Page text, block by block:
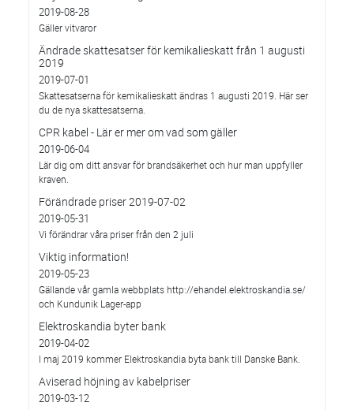
2019-08-28
Gäller vitvaror
Ändrade skattesatser för kemikalieskatt från 1 augusti
2019
2019-07-01
Skattesatserna för kemikalieskatt ändras 1 augusti 2019. Här ser
du de nya skattesatserna.
CPR kabel - Lär er mer om vad som gäller
2019-06-04
Lär dig om ditt ansvar för brandsäkerhet och hur man uppfyller
kraven.
Förändrade priser 2019-07-02
2019-05-31
Vi förändrar våra priser från den 2 juli
Viktig information!
2019-05-23
Gällande vår gamla webbplats http://ehandel.elektroskandia.se/
och Kundunik Lager-app
Elektroskandia byter bank
2019-04-02
I maj 2019 kommer Elektroskandia byta bank till Danske Bank.
Aviserad höjning av kabelpriser
2019-03-12